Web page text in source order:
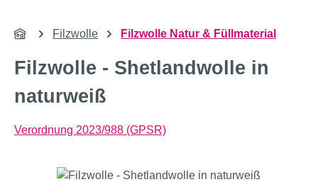
Filzwolle Filzwolle Natur & Füllmaterial
Filzwolle - Shetlandwolle in
naturweiß
Verordnung 2023/988 (GPSR)
Bildergalerie überspringen